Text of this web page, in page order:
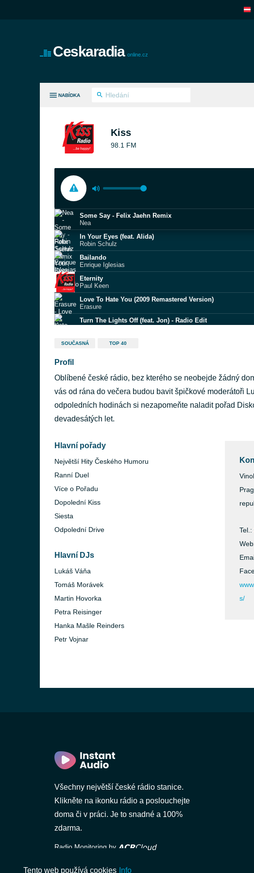
Ceskaradia online.cz
NABÍDKA
Kiss
98.1 FM
Some Say - Felix Jaehn Remix
Nea
In Your Eyes (feat. Alida)
Robin Schulz
Bailando
Enrique Iglesias
Eternity
Paul Keen
Love To Hate You (2009 Remastered Version)
Erasure
Turn The Lights Off (feat. Jon) - Radio Edit
Shotgun
Vesuvio Erutta (Tutta Napoli è distrutta)
Ultras United
La Despedida Vs Freed Froom Desire
SOUČASNÁ TOP 40
Profil
Oblíbené české rádio, bez kterého se neobejde žádný
vás od rána do večera budou bavit špičkové moderátoři
odpoledních hodinách si nezapomeňte naladit pořad
devadesátých let.
Hlavní pořady
Největší Hity Českého Humoru
Ranní Duel
Více o Pořadu
Dopolední Kiss
Siesta
Odpolední Drive
Hlavní DJs
Lukáš Váňa
Tomáš Morávek
Martin Hovorka
Petra Reisinger
Hanka Mašle Reinders
Petr Vojnar
Tel.:
s/
Všechny největší české rádio stanice.
Klikněte na ikonku rádio a poslouchejte
doma či v práci. Je to snadné a 100%
zdarma.
Radio Monitoring by
Tento web používá cookies Info